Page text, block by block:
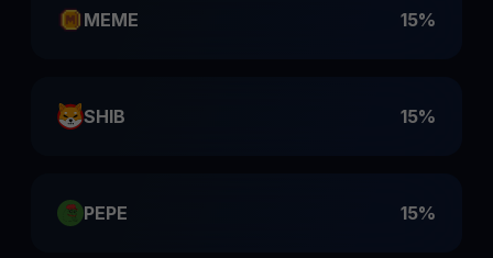
MEME 15%
SHIB 15%
PEPE 15%